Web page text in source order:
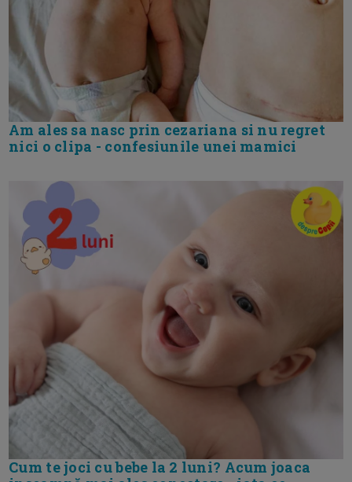
Am ales sa nasc prin cezariana si nu regret
nici o clipa - confesiunile unei mamici
Cum te joci cu bebe la 2 luni? Acum joaca